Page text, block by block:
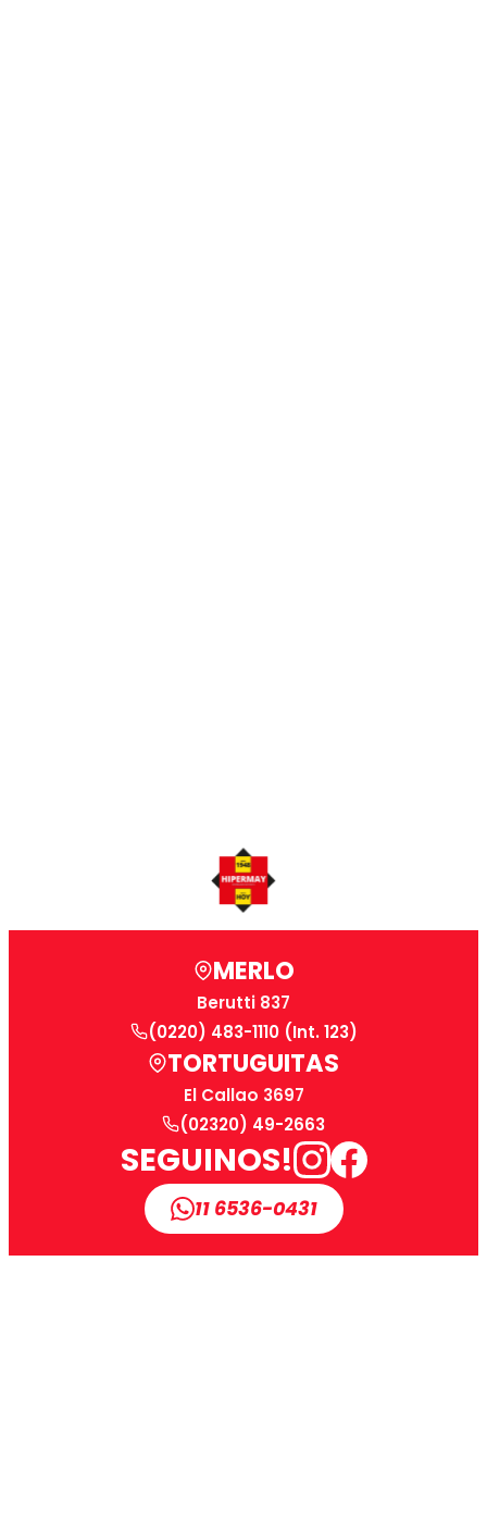
MERLO
Berutti 837
(0220) 483-1110 (Int. 123)
TORTUGUITAS
El Callao 3697
(02320) 49-2663
SEGUINOS!
11 6536-0431